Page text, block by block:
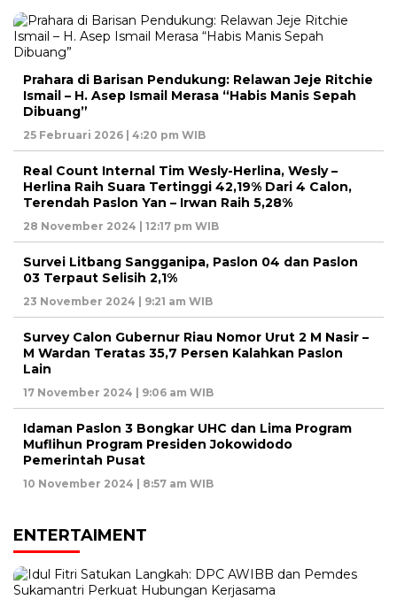
Prahara di Barisan Pendukung: Relawan Jeje Ritchie
Ismail – H. Asep Ismail Merasa “Habis Manis Sepah
Dibuang”
25 Februari 2026 | 4:20 pm WIB
Real Count Internal Tim Wesly-Herlina, Wesly –
Herlina Raih Suara Tertinggi 42,19% Dari 4 Calon,
Terendah Paslon Yan – Irwan Raih 5,28%
28 November 2024 | 12:17 pm WIB
Survei Litbang Sangganipa, Paslon 04 dan Paslon
03 Terpaut Selisih 2,1%
23 November 2024 | 9:21 am WIB
Survey Calon Gubernur Riau Nomor Urut 2 M Nasir –
M Wardan Teratas 35,7 Persen Kalahkan Paslon
Lain
17 November 2024 | 9:06 am WIB
Idaman Paslon 3 Bongkar UHC dan Lima Program
Muflihun Program Presiden Jokowidodo
Pemerintah Pusat
10 November 2024 | 8:57 am WIB
ENTERTAIMENT